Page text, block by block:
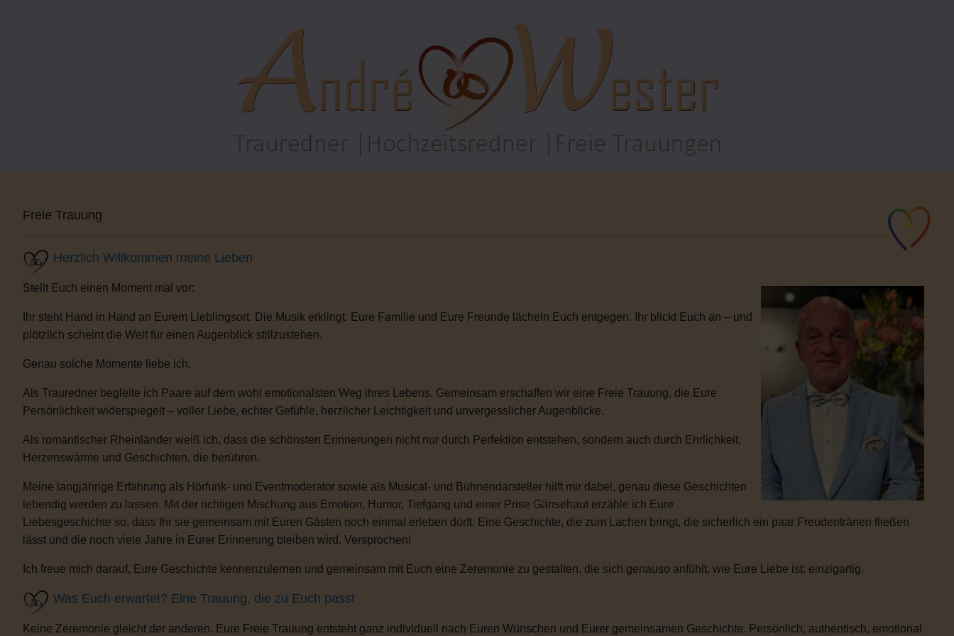
Freie Trauung
Herzlich Willkommen meine Lieben
Stellt Euch einen Moment mal vor:
Ihr steht Hand in Hand an Eurem Lieblingsort. Die Musik erklingt. Eure Familie und Eure Freunde lächeln Euch entgegen. Ihr blickt Euch an – und
plötzlich scheint die Welt für einen Augenblick stillzustehen.
Genau solche Momente liebe ich.
Als Trauredner begleite ich Paare auf dem wohl emotionalsten Weg ihres Lebens. Gemeinsam erschaffen wir eine Freie Trauung, die Eure
Persönlichkeit widerspiegelt – voller Liebe, echter Gefühle, herzlicher Leichtigkeit und unvergesslicher Augenblicke.
Als romantischer Rheinländer weiß ich, dass die schönsten Erinnerungen nicht nur durch Perfektion entstehen, sondern auch durch Ehrlichkeit,
Herzenswärme und Geschichten, die berühren.
Meine langjährige Erfahrung als Hörfunk- und Eventmoderator sowie als Musical- und Bühnendarsteller hilft mir dabei, genau diese Geschichten
lebendig werden zu lassen. Mit der richtigen Mischung aus Emotion, Humor, Tiefgang und einer Prise Gänsehaut erzähle ich Eure
Liebesgeschichte so, dass Ihr sie gemeinsam mit Euren Gästen noch einmal erleben dürft. Eine Geschichte, die zum Lachen bringt, die sicherlich ein paar Freudentränen fließen
lässt und die noch viele Jahre in Eurer Erinnerung bleiben wird. Versprochen!
Ich freue mich darauf, Eure Geschichte kennenzulernen und gemeinsam mit Euch eine Zeremonie zu gestalten, die sich genauso anfühlt, wie Eure Liebe ist: einzigartig.
Was Euch erwartet? Eine Trauung, die zu Euch passt
Keine Zeremonie gleicht der anderen. Eure Freie Trauung entsteht ganz individuell nach Euren Wünschen und Eurer gemeinsamen Geschichte. Persönlich, authentisch, emotional